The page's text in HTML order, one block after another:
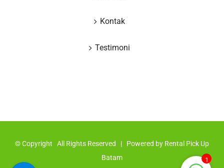
Kontak
Testimoni
© Copyright All Rights Reserved | Powered by Rental Pick Up
Batam
1